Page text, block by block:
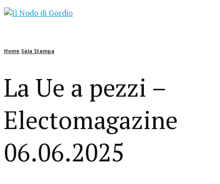
Home Sala Stampa
La Ue a pezzi –
Electomagazine
06.06.2025